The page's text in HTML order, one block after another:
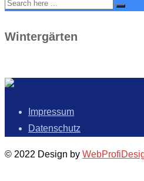
Wintergärten
Impressum
Datenschutz
© 2022 Design by